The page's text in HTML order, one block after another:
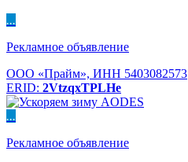
...
Рекламное объявление
ООО «Прайм», ИНН 5403082573
ERID: 2VtzqxTPLHe
...
Рекламное объявление